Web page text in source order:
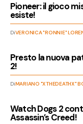
Pioneer: il gioco
esiste!
DiVERONICA "RONNIE"
Presto la nuova
2!
DiMARIANO "XTHEDEATHX"
Watch Dogs 2
Assassin’s Creed!